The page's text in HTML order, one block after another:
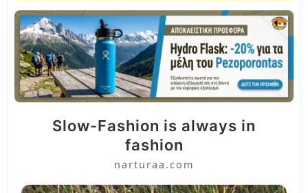
Slow-Fashion is always in
fashion
narturaa.com